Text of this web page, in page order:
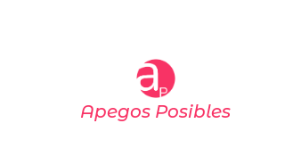
Apegos Posibles